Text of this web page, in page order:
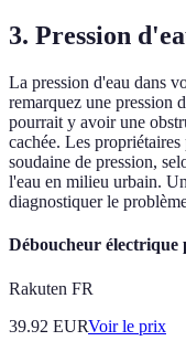
3. Pression
La pression d'eau dans
remarquez une pression
pourrait y avoir une
cachée. Les
soudaine de pression,
l'eau en milieu urbain.
diagnostiquer le
Déboucheur électrique
Rakuten FR
39.92 EURVoir le prix